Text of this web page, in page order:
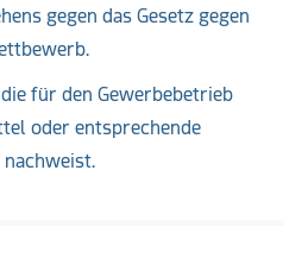
gegen das Gesetz gegen
für den Gewerbebetrieb
oder entsprechende